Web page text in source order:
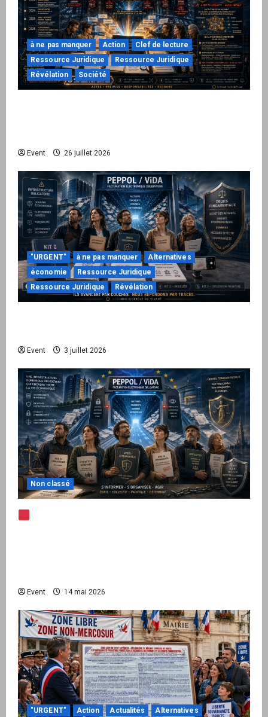
à ne pas manquer Action
Clef de lecture
Ressource Juridique
Ressource Juridique
Révélation
Société
Event 26 juillet 2026
"URGENT" à ne pas manquer
Alternatives
économie
Ressource Juridique
Ressource Juridique
Révélation
Event 3 juillet 2026
Non classé
Event 14 mai 2026
"URGENT" Action Actualités Alternatives